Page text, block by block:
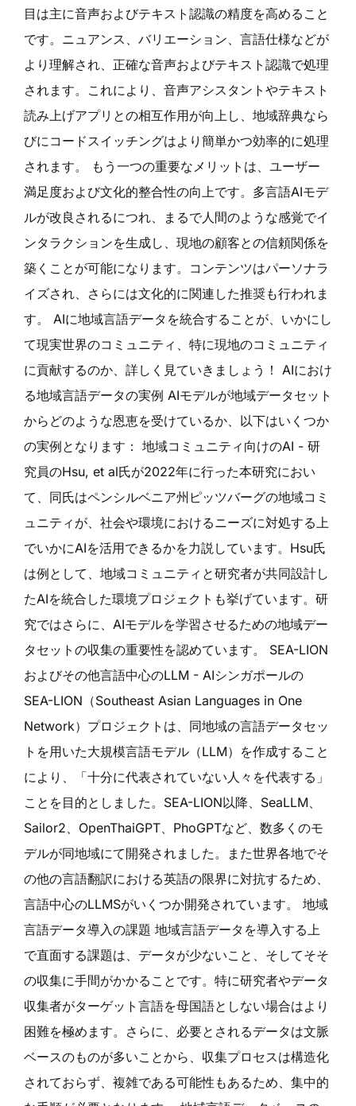
目は主に音声およびテキスト認識の精度を高めること
です。ニュアンス、バリエーション、言語仕様などが
より理解され、正確な音声およびテキスト認識で処理
されます。これにより、音声アシスタントやテキスト
読み上げアプリとの相互作用が向上し、地域辞典なら
びにコードスイッチングはより簡単かつ効率的に処理
されます。 もう一つの重要なメリットは、ユーザー
満足度および文化的整合性の向上です。多言語AIモデ
ルが改良されるにつれ、まるで人間のような感覚でイ
ンタラクションを生成し、現地の顧客との信頼関係を
築くことが可能になります。コンテンツはパーソナラ
イズされ、さらには文化的に関連した推奨も行われま
す。 AIに地域言語データを統合することが、いかにし
て現実世界のコミュニティ、特に現地のコミュニティ
に貢献するのか、詳しく見ていきましょう！ AIにおけ
る地域言語データの実例 AIモデルが地域データセット
からどのような恩恵を受けているか、以下はいくつか
の実例となります： 地域コミュニティ向けのAI - 研
究員のHsu, et al氏が2022年に行った本研究におい
て、同氏はペンシルベニア州ピッツバーグの地域コミ
ュニティが、社会や環境におけるニーズに対処する上
でいかにAIを活用できるかを力説しています。Hsu氏
は例として、地域コミュニティと研究者が共同設計し
たAIを統合した環境プロジェクトも挙げています。研
究ではさらに、AIモデルを学習させるための地域デー
タセットの収集の重要性を認めています。 SEA-LION
およびその他言語中心のLLM - AIシンガポールの
SEA-LION（Southeast Asian Languages in One
Network）プロジェクトは、同地域の言語データセッ
トを用いた大規模言語モデル（LLM）を作成すること
により、「十分に代表されていない人々を代表する」
ことを目的としました。SEA-LION以降、SeaLLM、
Sailor2、OpenThaiGPT、PhoGPTなど、数多くのモ
デルが同地域にて開発されました。また世界各地でそ
の他の言語翻訳における英語の限界に対抗するため、
言語中心のLLMSがいくつか開発されています。 地域
言語データ導入の課題 地域言語データを導入する上
で直面する課題は、データが少ないこと、そしてそそ
の収集に手間がかかることです。特に研究者やデータ
収集者がターゲット言語を母国語としない場合はより
困難を極めます。さらに、必要とされるデータは文脈
ベースのものが多いことから、収集プロセスは構造化
されておらず、複雑である可能性もあるため、集中的